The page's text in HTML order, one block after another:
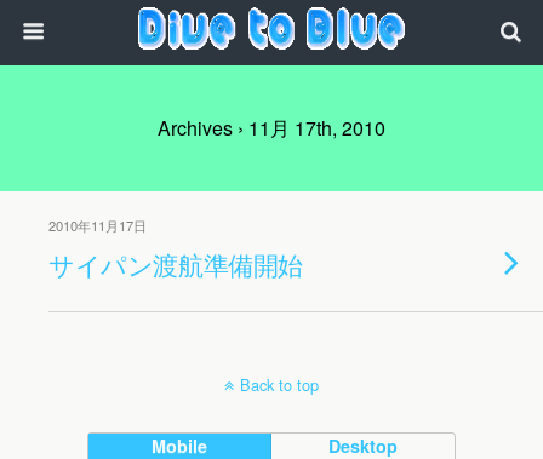
Archives › 11月 17th, 2010
2010年11月17日
サイパン渡航準備開始
Back to top
Mobile Desktop